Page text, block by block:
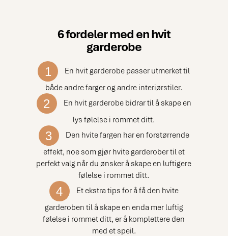
6 fordeler med en hvit
garderobe
1
En hvit garderobe passer utmerket til
både andre farger og andre interiørstiler.
2
En hvit garderobe bidrar til å skape en
lys følelse i rommet ditt.
3
Den hvite fargen har en forstørrende
effekt, noe som gjør hvite garderober til et
perfekt valg når du ønsker å skape en luftigere
følelse i rommet ditt.
4
Et ekstra tips for å få den hvite
garderoben til å skape en enda mer luftig
følelse i rommet ditt, er å komplettere den
med et speil.